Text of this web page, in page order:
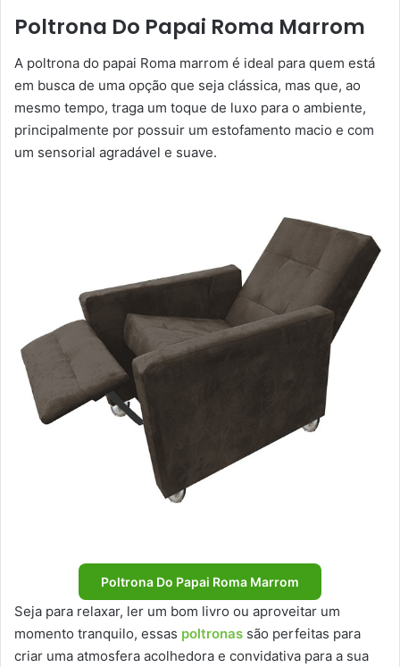
Poltrona Do Papai Roma Marrom
A poltrona do papai Roma marrom é ideal para quem está
em busca de uma opção que seja clássica, mas que, ao
mesmo tempo, traga um toque de luxo para o ambiente,
principalmente por possuir um estofamento macio e com
um sensorial agradável e suave.
Poltrona Do Papai Roma Marrom
Seja para relaxar, ler um bom livro ou aproveitar um
momento tranquilo, essas poltronas são perfeitas para
criar uma atmosfera acolhedora e convidativa para a sua